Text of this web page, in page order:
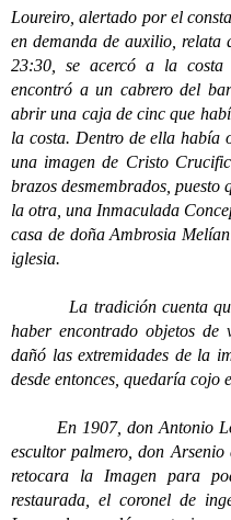
Loureiro, alertado por el
en demanda de auxilio, relata
23:30, se acercó a la costa
encontró a un cabrero del
abrir una caja de cinc que
la costa. Dentro de ella había
una imagen de Cristo
brazos desmembrados,
la otra, una Inmaculada
casa de doña Ambrosia
iglesia.
La tradición cuenta que,
haber encontrado objetos de
dañó las extremidades de la
desde entonces, quedaría cojo
En 1907, don Antonio
escultor palmero, don
retocara la Imagen para
restaurada, el coronel de